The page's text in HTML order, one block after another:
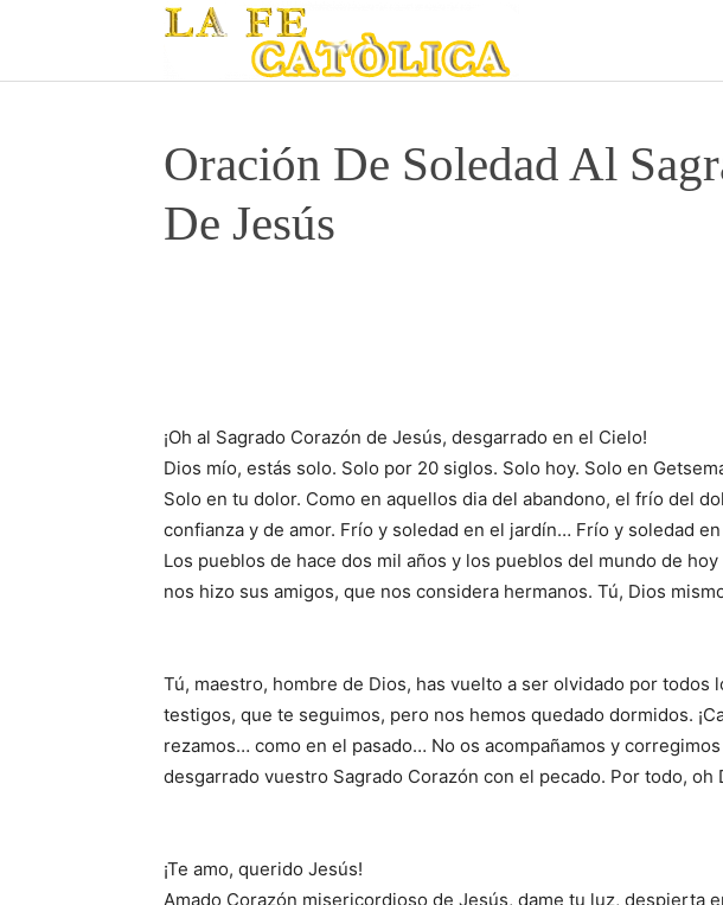
Oración De Soledad Al
De Jesús
¡Oh al Sagrado Corazón de Jesús, desgarrado en el Cielo!
Dios mío, estás solo. Solo por 20 siglos. Solo hoy. Solo en
Solo en tu dolor. Como en aquellos dia del abandono, el frío del
confianza y de amor. Frío y soledad en el jardín… Frío y soledad en
Los pueblos de hace dos mil años y los pueblos del mundo de
nos hizo sus amigos, que nos considera hermanos. Tú, Dios
Tú, maestro, hombre de Dios, has vuelto a ser olvidado por todos
testigos, que te seguimos, pero nos hemos quedado dormidos.
rezamos… como en el pasado… No os acompañamos y
desgarrado vuestro Sagrado Corazón con el pecado. Por todo, oh
¡Te amo, querido Jesús!
Amado Corazón misericordioso de Jesús, dame tu luz, despierta